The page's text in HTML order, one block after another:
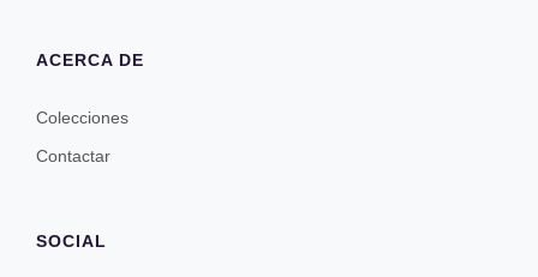
ACERCA DE
Colecciones
Contactar
SOCIAL